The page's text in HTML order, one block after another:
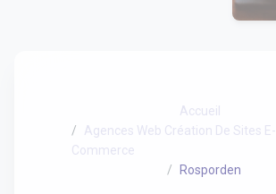
Accueil
Agences Web Création De Sites E-
Commerce
Rosporden